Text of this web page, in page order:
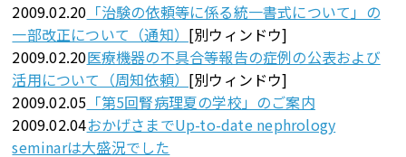
2009.02.20 「治験の依頼等に係る統一書式について」の
一部改正について（通知） [別ウィンドウ]
2009.02.20医療機器の不具合等報告の症例の公表および
活用について（周知依頼） [別ウィンドウ]
2009.02.05 「第5回腎病理夏の学校」のご案内
2009.02.04おかげさまでUp-to-date nephrology
seminarは大盛況でした